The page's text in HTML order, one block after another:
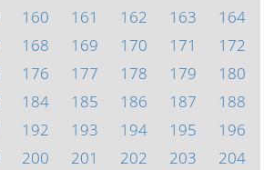
160 161 162 163
164
168 169 170 171
172
176 177 178 179
180
184 185 186 187
188
192 193 194 195
196
200 201 202 203
204